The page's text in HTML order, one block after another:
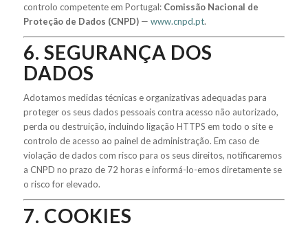
controlo competente em Portugal: Comissão Nacional de
Proteção de Dados (CNPD)— www.cnpd.pt.
6. SEGURANÇA DOS
DADOS
Adotamos medidas técnicas e organizativas adequadas para
proteger os seus dados pessoais contra acesso não autorizado,
perda ou destruição, incluindo ligação HTTPS em todo o site e
controlo de acesso ao painel de administração. Em caso de
violação de dados com risco para os seus direitos, notificaremos
a CNPD no prazo de 72 horas e informá-lo-emos diretamente se
o risco for elevado.
7. COOKIES